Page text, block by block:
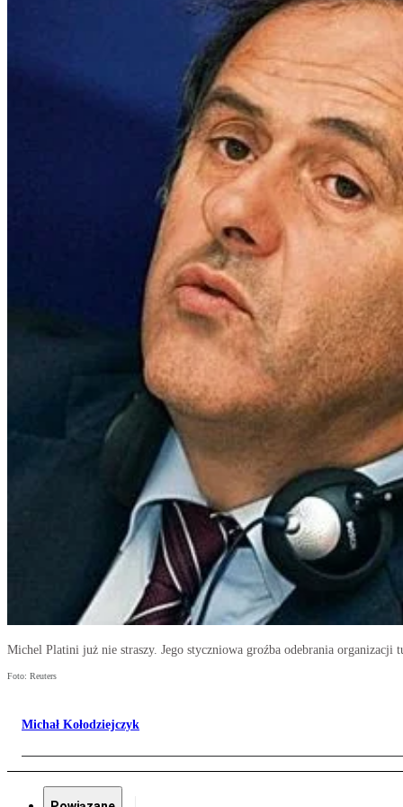
Michel Platini już nie straszy. Jego styczniowa groźba odebrania organizacji
Foto: Reuters
Michał Kołodziejczyk